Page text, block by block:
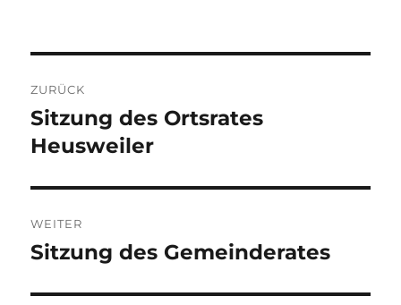
ZURÜCK
Vorheriger
Beitrag:
Sitzung des Ortsrates
Heusweiler
WEITER
Nächster
Sitzung des Gemeinderates